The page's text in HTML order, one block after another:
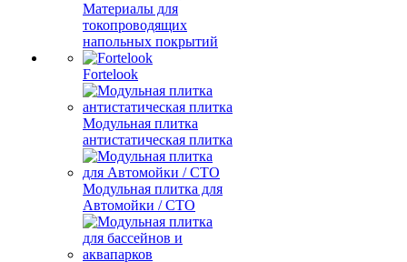
Материалы для
токопроводящих
напольных покрытий
Fortelook
Модульная плитка
антистатическая плитка
Модульная плитка для
Автомойки / СТО